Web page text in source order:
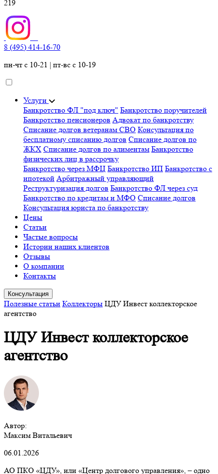
219
8 (495) 414-16-70
пн-чт с 10-21 | пт-вс с 10-19
Услуги
Банкротство ФЛ "под ключ" Банкротство поручителей
Банкротство пенсионеров Адвокат по банкротству
Списание долгов ветеранам СВО Консультация по
бесплатному списанию долгов Списание долгов по
ЖКХ Списание долгов по алиментам Банкротство
физических лиц в рассрочку
Банкротство через МФЦ Банкротство ИП Банкротство с
ипотекой Арбитражный управляющий
Реструктуризация долгов Банкротство ФЛ через суд
Банкротство по кредитам и МФО Списание долгов
Консультация юриста по банкротству
Цены
Статьи
Частые вопросы
Истории наших клиентов
Отзывы
О компании
Контакты
Консультация
Полезные статьи Коллекторы ЦДУ Инвест коллекторское
агентство
ЦДУ Инвест коллекторское
агентство
Автор:
Максим Витальевич
06.01.2026
АО ПКО «ЦДУ», или «Центр долгового управления», – одно